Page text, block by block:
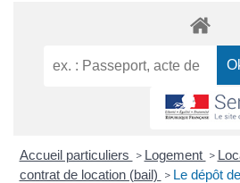
Accueil particuliers > Logement >
contrat de location (bail) > Le dépôt